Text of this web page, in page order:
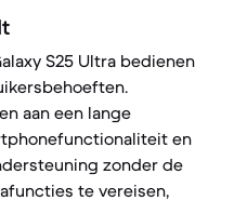
S25 Ultra bedienen
aan een lange
en
zonder de
te vereisen,